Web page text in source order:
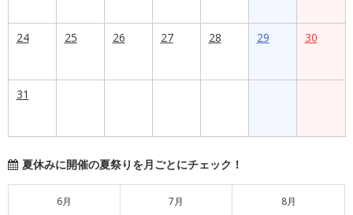
24 25 26 27 28 29 30
31
夏休みに開催の夏祭りを月ごとにチェック！
6月 7月 8月